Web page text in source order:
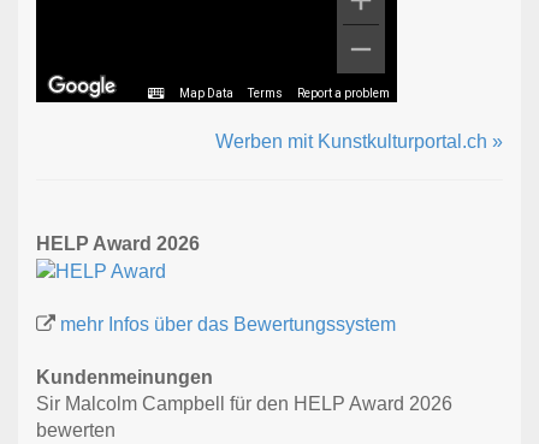
Map Data Terms Report a problem
Werben mit Kunstkulturportal.ch »
HELP Award 2026
mehr Infos über das Bewertungssystem
Kundenmeinungen
Sir Malcolm Campbell für den HELP Award 2026
bewerten